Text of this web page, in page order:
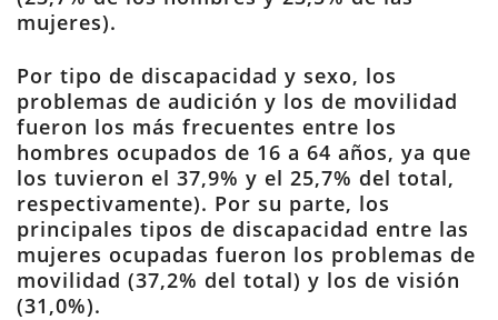
mujeres).
Por tipo de discapacidad y sexo, los
problemas de audición y los de movilidad
fueron los más frecuentes entre los
hombres ocupados de 16 a 64 años, ya que
los tuvieron el 37,9% y el 25,7% del total,
respectivamente). Por su parte, los
principales tipos de discapacidad entre las
mujeres ocupadas fueron los problemas de
movilidad (37,2% del total) y los de visión
(31,0%).